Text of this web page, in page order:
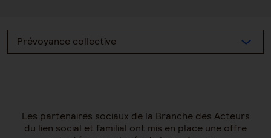
Prévoyance collective
Les partenaires sociaux de la Branche des Acteurs
du lien social et familial ont mis en place une offre